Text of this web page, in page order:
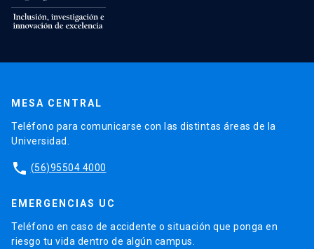
MESA CENTRAL
Teléfono para comunicarse con las distintas áreas de la
Universidad.
phone (56)95504 4000
EMERGENCIAS UC
Teléfono en caso de accidente o situación que ponga en
riesgo tu vida dentro de algún campus.